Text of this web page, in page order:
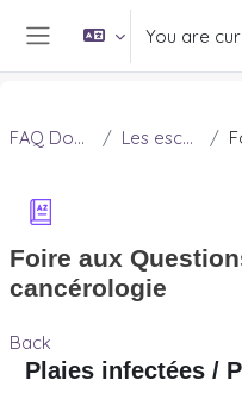
Skip to main content
You are
FAQ Douleur Les escarres
Foire aux
cancérologie
Back
Plaies infectées /